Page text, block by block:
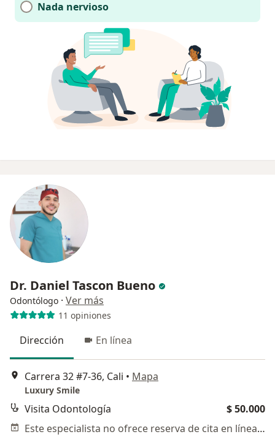
Nada nervioso
Dr. Daniel Tascon Bueno
Odontólogo · Ver más
11 opiniones
Dirección En línea
Carrera 32 #7-36, Cali • Mapa
Luxury Smile
Visita Odontología
$ 50.000
Este especialista no ofrece reserva de cita en línea en esta dirección.